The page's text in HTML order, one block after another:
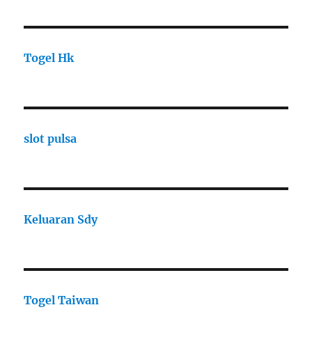
Togel Hk
slot pulsa
Keluaran Sdy
Togel Taiwan